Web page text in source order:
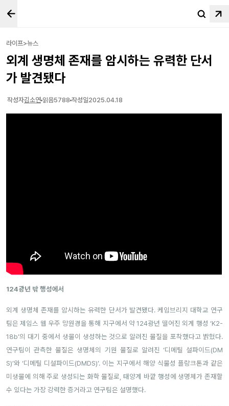
라이프>뉴스
외계 생명체 존재를 암시하는 유력한 단서
가 발견됐다
작성자김소연 읽음5788 작성일2025.04.18
124광년 밖 행성에서
외계 생명체 존재를 암시하는 유력한 단서가 발견됐다. 케임브리지 대학교 연구
팀은 제임스 웹 우주 망원경을 통해 지구에서 약 124광년 떨어진 외계 행성 ‘K2-
18b’의 대기 중에서 생물이 생성하는 것으로 알려진 물질을 포착했다고 밝혔다.
연구팀이 관측한 물질은 생명체의 기원 물질로 알려진 ‘디메틸 설파이드(DM
S)’와 ‘디메틸 디설파이드(DMDS)’. 이는 지구에서 해양 식물성 플랑크톤과 같은
미생물에 의해 주로 생성되는 화학 물질로,태양계 바깥 행성에 생명체가 존재할
수 있다는 가장 강력한 증거라고 연구팀은 설명했다.